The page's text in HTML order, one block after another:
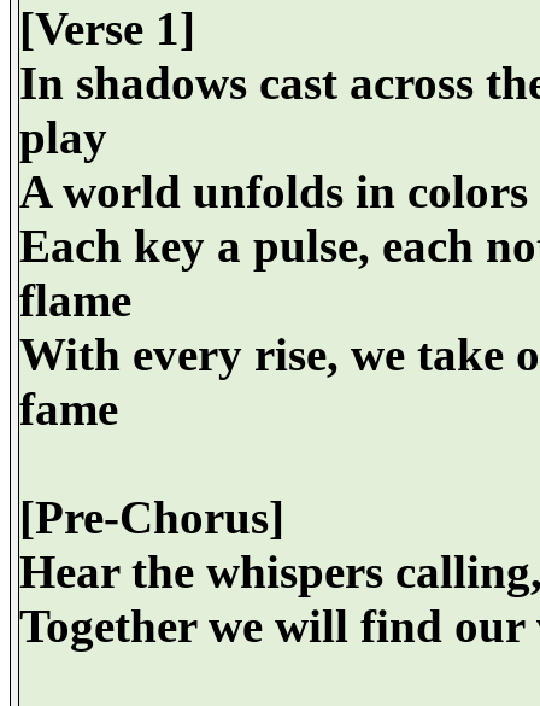
[Verse 1]
In shadows cast across
play
A world unfolds in
Each key a pulse, each
flame
With every rise, we take
fame
[Pre-Chorus]
Hear the whispers
Together we will find